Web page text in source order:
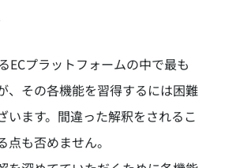
ECプラットフォームの中で最も
、その各機能を習得するには困難
います。間違った解釈をされるこ
点も否めません。